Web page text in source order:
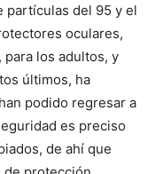
partículas del 95 y el
oculares,
los adultos, y
últimos, ha
podido regresar a
es preciso
de ahí que